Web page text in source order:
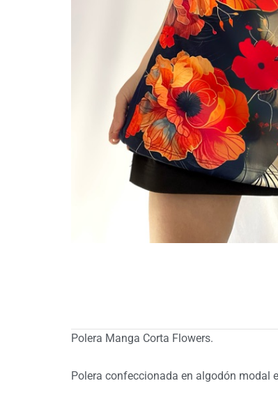
Polera Manga Corta Flowers.
Polera confeccionada en algodón modal